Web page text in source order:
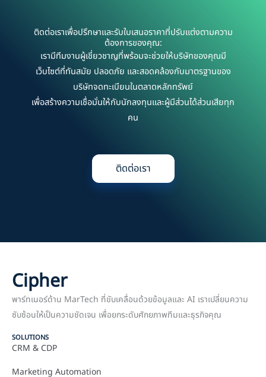
ติดต่อเราเพื่อปรึกษาและรับใบเสนอราคาที่ปรับแต่งตามความ
ต้องการของคุณ:
เรามีทีมงานผู้เชี่ยวชาญที่พร้อมจะช่วยให้บริษัทของคุณมี
เว็บไซต์ที่ทันสมัย ปลอดภัย และสอดคล้องกับมาตรฐานของ
บริษัทจดทะเบียนในตลาดหลักทรัพย์
เพื่อสร้างความเชื่อมั่นให้กับนักลงทุนและผู้มีส่วนได้ส่วนเสียทุก
คน
ติดต่อเรา
Cipher
พาร์ทเนอร์ด้าน MarTech ที่ขับเคลื่อนด้วยข้อมูลและ AI เราเปลี่ยนความ
ซับซ้อนให้เป็นความชัดเจน เพื่อยกระดับศักยภาพทีมและธุรกิจคุณ
SOLUTIONS
CRM & CDP
Marketing Automation